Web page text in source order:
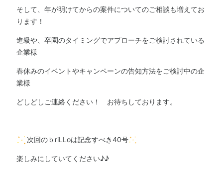
そして、年が明けてからの案件についてのご相談も増えてお
ります！
進級や、卒園のタイミングでアプローチをご検討されている
企業様
春休みのイベントやキャンペーンの告知方法をご検討中の企
業様
どしどしご連絡ください！ お待ちしております。
次回のｂriLLoは記念すべき40号
楽しみにしていてください♪♪